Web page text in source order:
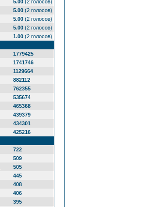
5.00 (2 голосов)
5.00 (2 голосов)
5.00 (2 голосов)
5.00 (2 голосов)
1.00 (2 голосов)
1779425
1741746
1129664
882112
762355
535674
465368
439379
434301
425216
722
509
505
445
408
406
395